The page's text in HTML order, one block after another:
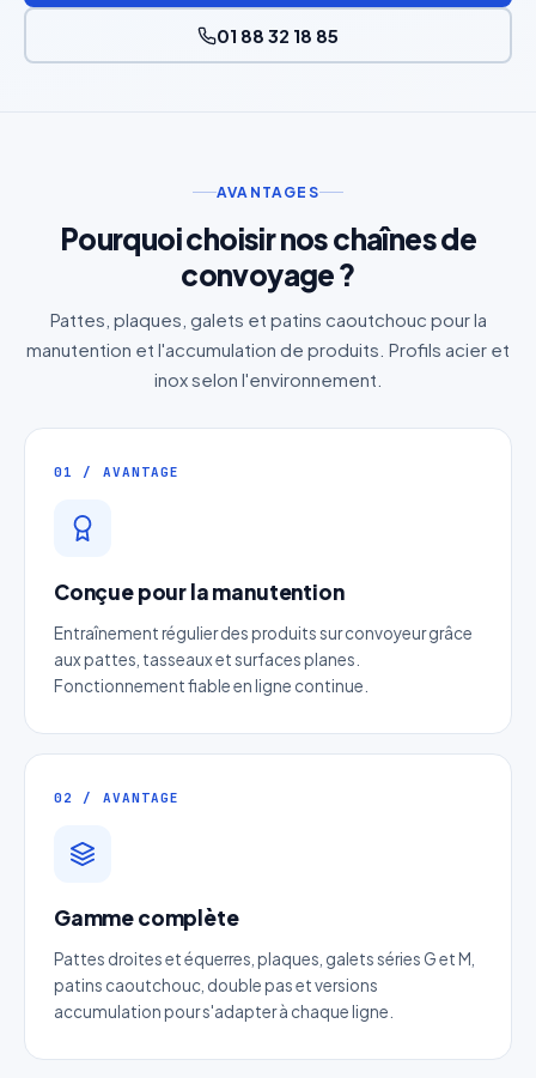
01 88 32 18 85
AVANTAGES
Pourquoi choisir nos chaînes de
convoyage ?
Pattes, plaques, galets et patins caoutchouc pour la
manutention et l'accumulation de produits. Profils acier et
inox selon l'environnement.
01 / AVANTAGE
Conçue pour la manutention
Entraînement régulier des produits sur convoyeur grâce
aux pattes, tasseaux et surfaces planes.
Fonctionnement fiable en ligne continue.
02 / AVANTAGE
Gamme complète
Pattes droites et équerres, plaques, galets séries G et M,
patins caoutchouc, double pas et versions
accumulation pour s'adapter à chaque ligne.
Devis Chaine de convoyeur à axe
Entreprise